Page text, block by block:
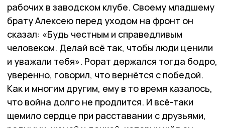
рабочих в заводском клубе. Своему младшему
брату Алексею перед уходом на фронт он
сказал: «Будь честным и справедливым
человеком. Делай всё так, чтобы люди ценили
и уважали тебя». Рорат держался тогда бодро,
уверенно, говорил, что вернётся с победой.
Как и многим другим, ему в то время казалось,
что война долго не продлится. И всё-таки
щемило сердце при расставании с друзьями,